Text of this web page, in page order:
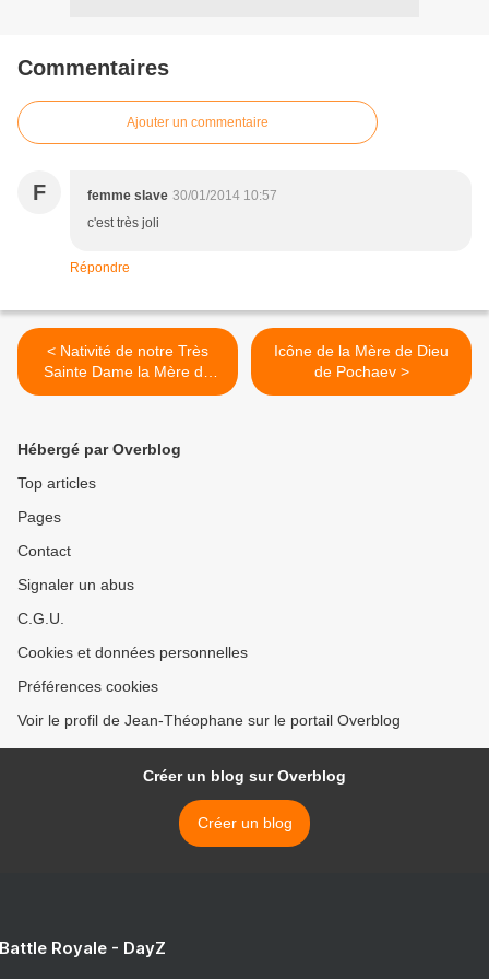
Commentaires
Ajouter un commentaire
F femme slave 30/01/2014 10:57
c'est très joli
Répondre
< Nativité de notre Très
Sainte Dame la Mère de
Dieu et Toujours Vierge
Icône de la Mère de Dieu
de Pochaev >
Hébergé par Overblog
Top articles
Pages
Contact
Signaler un abus
C.G.U.
Cookies et données personnelles
Préférences cookies
Voir le profil de Jean-Théophane sur le portail Overblog
Créer un blog sur Overblog
Créer un blog
Royale - DayZ